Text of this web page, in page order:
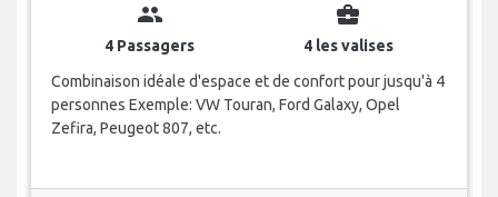
group
4 Passagers
business_center
4 les valises
Combinaison idéale d'espace et de confort pour jusqu'à 4
personnes Exemple: VW Touran, Ford Galaxy, Opel
Zefira, Peugeot 807, etc.